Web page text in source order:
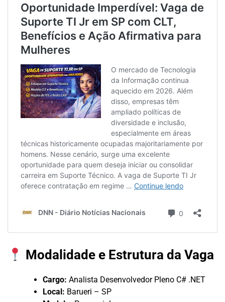
Modalidade e Estrutura da Vaga
Cargo: Analista Desenvolvedor Pleno C# .NET
Local: Barueri – SP